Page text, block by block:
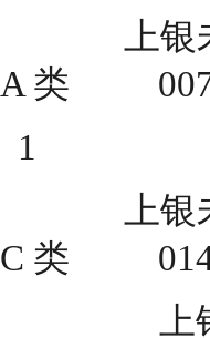
A 类
  1
C 类